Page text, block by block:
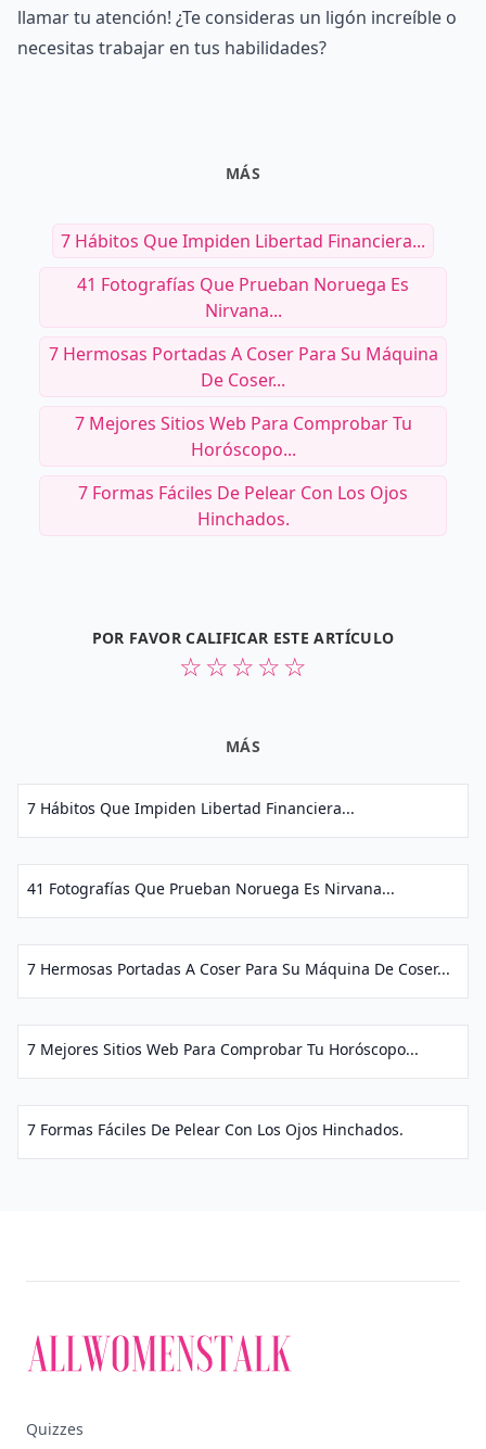
llamar tu atención! ¿Te consideras un ligón increíble o
necesitas trabajar en tus habilidades?
MÁS
7 Hábitos Que Impiden Libertad Financiera...
41 Fotografías Que Prueban Noruega Es
Nirvana...
7 Hermosas Portadas A Coser Para Su Máquina
De Coser...
7 Mejores Sitios Web Para Comprobar Tu
Horóscopo...
7 Formas Fáciles De Pelear Con Los Ojos
Hinchados.
POR FAVOR CALIFICAR ESTE ARTÍCULO
☆
☆
☆
☆
☆
MÁS
7 Hábitos Que Impiden Libertad Financiera...
41 Fotografías Que Prueban Noruega Es Nirvana...
7 Hermosas Portadas A Coser Para Su Máquina De Coser...
7 Mejores Sitios Web Para Comprobar Tu Horóscopo...
7 Formas Fáciles De Pelear Con Los Ojos Hinchados.
Quizzes